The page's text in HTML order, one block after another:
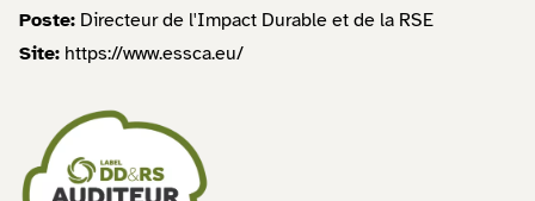
Poste: Directeur de l'Impact Durable et de la RSE
Site: https://www.essca.eu/